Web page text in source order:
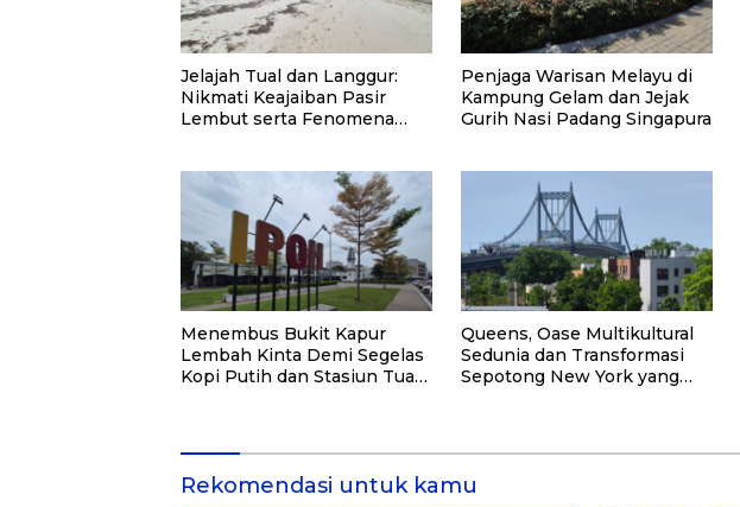
Jelajah Tual dan Langgur:
Nikmati Keajaiban Pasir
Lembut serta Fenomena
Penjaga Warisan Melayu di
Kampung Gelam dan Jejak
Gurih Nasi Padang Singapura
Menembus Bukit Kapur
Lembah Kinta Demi Segelas
Kopi Putih dan Stasiun Tua
Queens, Oase Multikultural
Sedunia dan Transformasi
Sepotong New York yang
Rekomendasi untuk kamu